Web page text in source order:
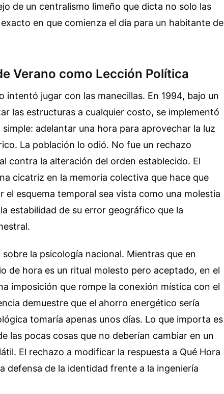
de un centralismo limeño que dicta no solo las
en que comienza el día para un habitante de
Verano como Lección Política
intentó jugar con las manecillas. En 1994, bajo un
las estructuras a cualquier costo, se implementó
adelantar una hora para aprovechar la luz
La población lo odió. No fue un rechazo
contra la alteración del orden establecido. El
cicatriz en la memoria colectiva que hace que
el esquema temporal sea vista como una molestia
estabilidad de su error geográfico que la
la psicología nacional. Mientras que en
de hora es un ritual molesto pero aceptado, en el
imposición que rompe la conexión mística con el
demuestre que el ahorro energético sería
tomaría apenas unos días. Lo que importa es
las pocas cosas que no deberían cambiar en un
El rechazo a modificar la respuesta a Qué Hora
defensa de la identidad frente a la ingeniería